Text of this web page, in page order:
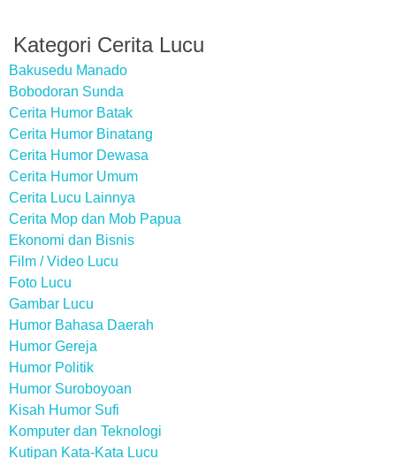
Kategori Cerita Lucu
Bakusedu Manado
Bobodoran Sunda
Cerita Humor Batak
Cerita Humor Binatang
Cerita Humor Dewasa
Cerita Humor Umum
Cerita Lucu Lainnya
Cerita Mop dan Mob Papua
Ekonomi dan Bisnis
Film / Video Lucu
Foto Lucu
Gambar Lucu
Humor Bahasa Daerah
Humor Gereja
Humor Politik
Humor Suroboyoan
Kisah Humor Sufi
Komputer dan Teknologi
Kutipan Kata-Kata Lucu